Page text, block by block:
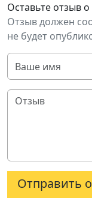
Оставьте отзыв
Отзыв должен
не будет
Отправить